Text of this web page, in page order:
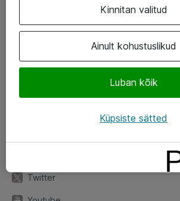
Twitter
Ainult kohustuslikud
Luban kõik
Kinnitan valitud
Küpsiste sätted